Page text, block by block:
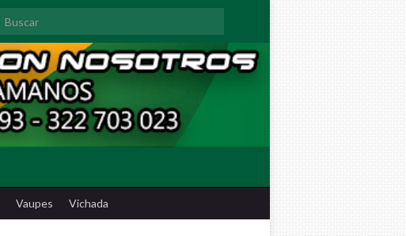
Search for:
Vaupes Vichada